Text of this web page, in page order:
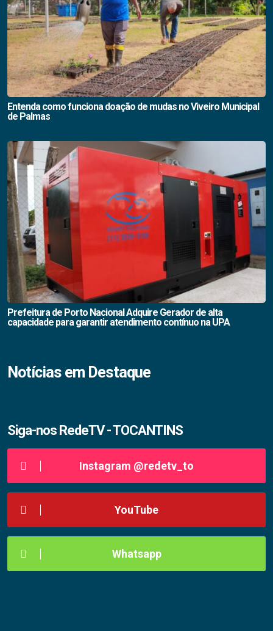
Entenda como funciona doação de mudas no Viveiro Municipal
de Palmas
Prefeitura de Porto Nacional Adquire Gerador de alta
capacidade para garantir atendimento contínuo na UPA
Notícias em Destaque
Siga-nos RedeTV - TOCANTINS
Instagram @redetv_to
YouTube
Whatsapp